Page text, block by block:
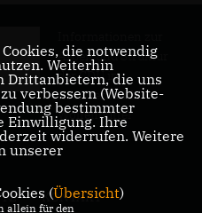
Arbeit und Struktur
der CDU im
Kreisverband
Wolfenbüttel
KONTAKT
die notwendig
Weiterhin
Drittanbietern, die uns
verbessern (Website-
bestimmter
Einwilligung. Ihre
widerrufen. Weitere
unserer
(Übersicht)
allein für den